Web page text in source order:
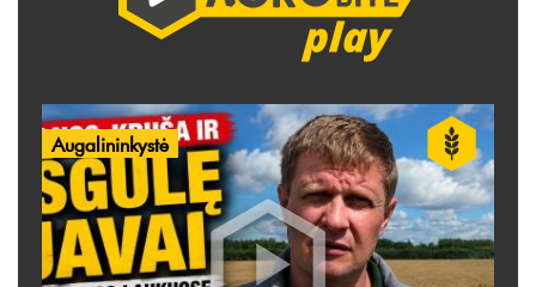
Augalininkystė